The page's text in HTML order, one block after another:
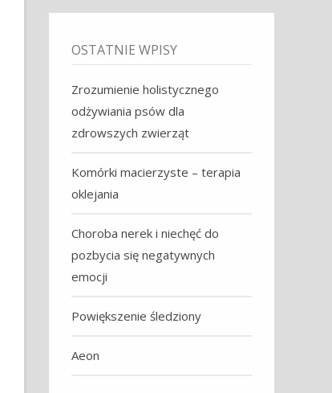
OSTATNIE WPISY
Zrozumienie holistycznego
odżywiania psów dla
zdrowszych zwierząt
Komórki macierzyste – terapia
oklejania
Choroba nerek i niechęć do
pozbycia się negatywnych
emocji
Powiększenie śledziony
Aeon